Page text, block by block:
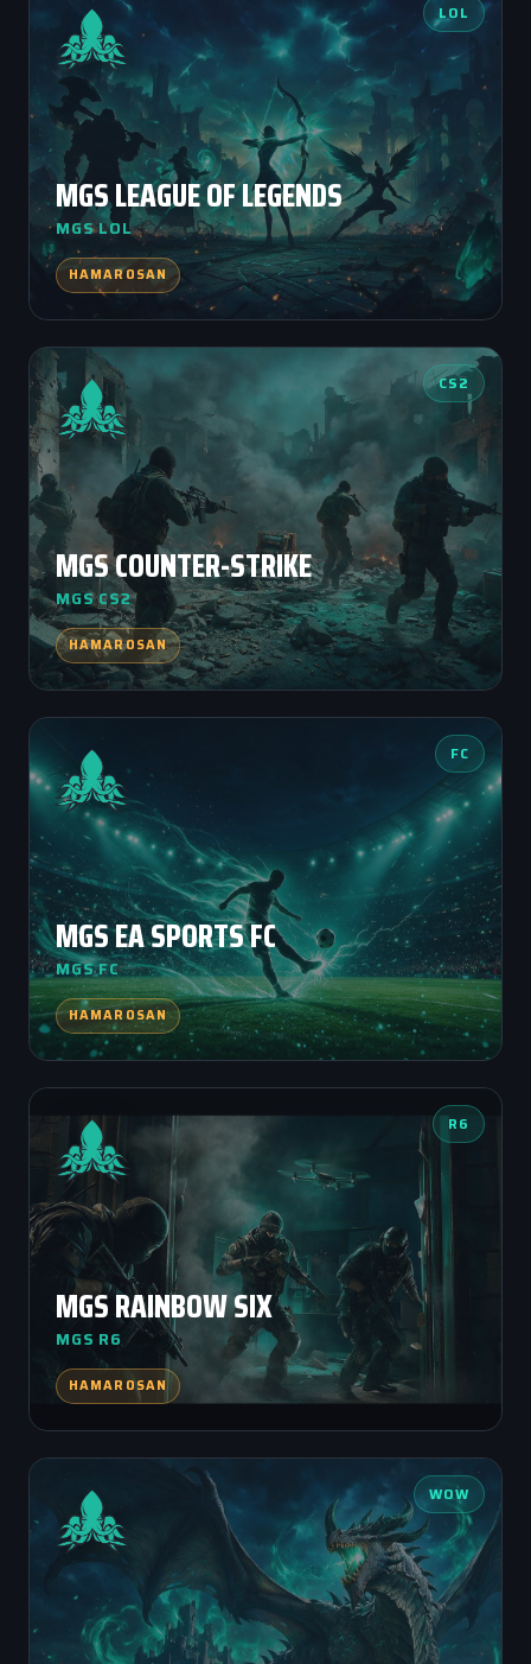
LOL
MGS LEAGUE OF LEGENDS
MGS LOL
HAMAROSAN
CS2
MGS COUNTER-STRIKE
MGS CS2
HAMAROSAN
FC
MGS EA SPORTS FC
MGS FC
HAMAROSAN
R6
MGS RAINBOW SIX
MGS R6
HAMAROSAN
WOW